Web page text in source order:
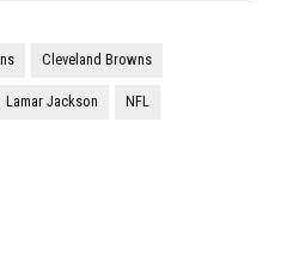
Cleveland Browns
Lamar Jackson NFL